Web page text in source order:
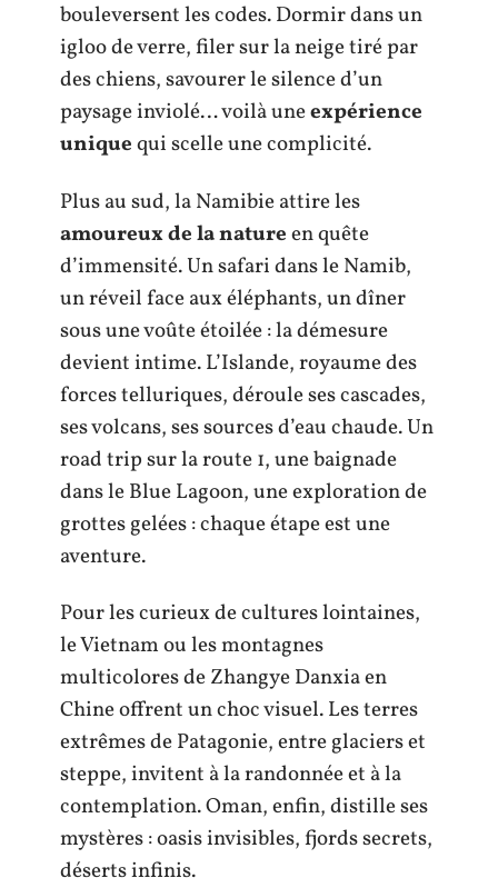
bouleversent les codes. Dormir dans un
igloo de verre, filer sur la neige tiré par
des chiens, savourer le silence d’un
paysage inviolé… voilà uneexpérience
uniquequi scelle une complicité.
Plus au sud, la Namibie attire les
amoureux de la natureen quête
d’immensité. Un safari dans le Namib,
un réveil face aux éléphants, un dîner
sous une voûte étoilée : la démesure
devient intime. L’Islande, royaume des
forces telluriques, déroule ses cascades,
ses volcans, ses sources d’eau chaude. Un
road trip sur la route 1, une baignade
dans le Blue Lagoon, une exploration de
grottes gelées : chaque étape est une
aventure.
Pour les curieux de cultures lointaines,
le Vietnam ou les montagnes
multicolores de Zhangye Danxia en
Chine offrent un choc visuel. Les terres
extrêmes de Patagonie, entre glaciers et
steppe, invitent à la randonnée et à la
contemplation. Oman, enfin, distille ses
mystères : oasis invisibles, fjords secrets,
déserts infinis.